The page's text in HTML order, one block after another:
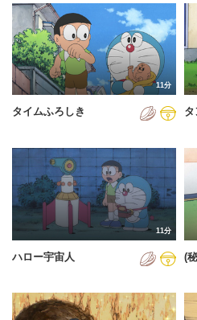
2024年
2025年
2026年
11分
タイムふろしき タ
11分
ハロー宇宙人 (